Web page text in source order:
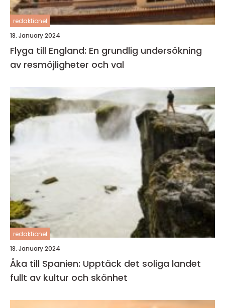
redaktionel
18. January 2024
Flyga till England: En grundlig undersökning
av resmöjligheter och val
redaktionel
18. January 2024
Åka till Spanien: Upptäck det soliga landet
fullt av kultur och skönhet